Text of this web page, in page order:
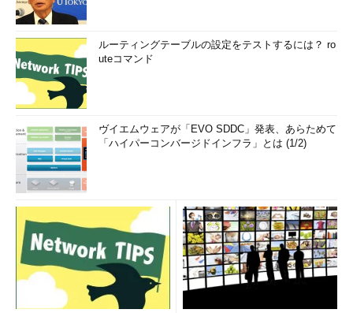
ルーティングテーブルの設定をテストするには？ ro
uteコマンド
ヴイエムウェアが「EVO SDDC」発表、あらためて
「ハイパーコンバージドインフラ」とは (1/2)